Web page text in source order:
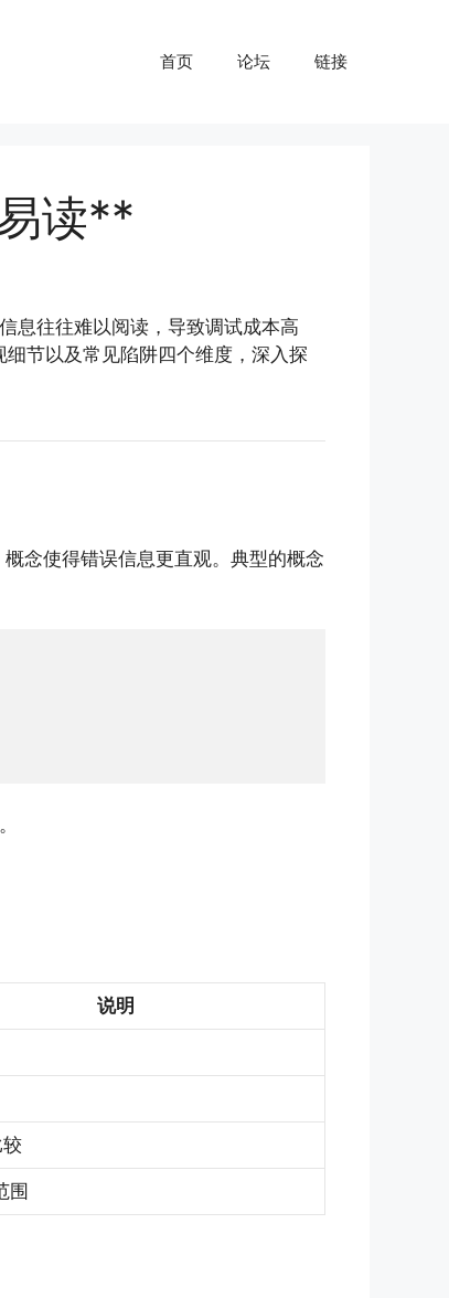
首页 论坛 链接
读**
息往往难以阅读，导致调试成本高
节以及常见陷阱四个维度，深入探
念使得错误信息更直观。典型的概念
说明
较
围